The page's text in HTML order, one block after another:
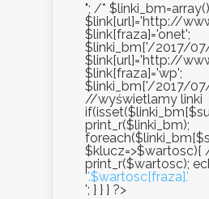
"; /*
$link[url]='http://
$link[fraza]='onet';
$linki_bm['/2017/
$link[url]='http://
$link[fraza]='wp';
$linki_bm['/2017/
//wyświetlamy linki
print_r($linki_bm);
$klucz=>$wartosc){
print_r($wartosc);
''.$wartosc[fraza].'
'; } } } ?>